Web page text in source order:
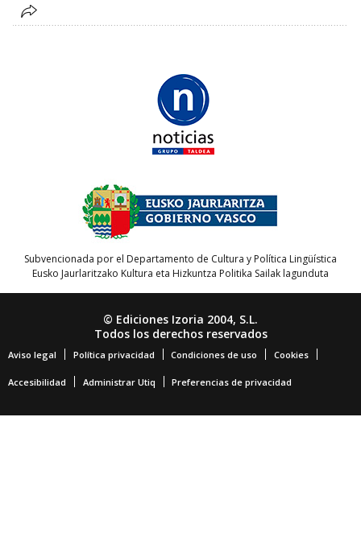
Subvencionada por el Departamento de Cultura y Política Lingüística
Eusko Jaurlaritzako Kultura eta Hizkuntza Politika Sailak lagunduta
© Ediciones Izoria 2004, S.L.
Todos los derechos reservados
Aviso legal Política privacidad Condiciones de uso Cookies
Accesibilidad Administrar Utiq Preferencias de privacidad